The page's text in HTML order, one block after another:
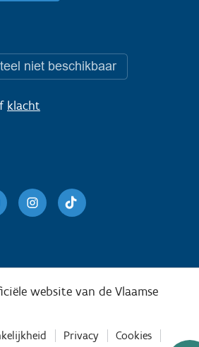
niet beschikbaar
klacht
YoutubeInstagram
Privacy
Cookies